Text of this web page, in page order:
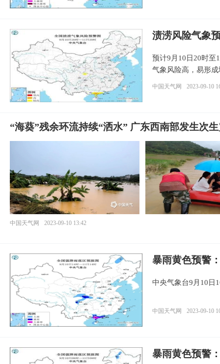
渍涝风险气象
预计9月10日20时至
气象风险高，易形
中国天气网 2023-09-10
“海葵”残余环流持续“洒水” 广东西南部发生次
中国天气网 2023-09-10 13:42
暴雨黄色预警
中央气象台9月10日
中国天气网 2023-09-10
暴雨黄色预警